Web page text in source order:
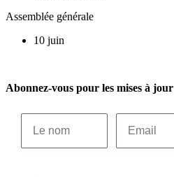
Assemblée générale
10 juin
Abonnez-vous pour les mises à jour
Le nom
Email